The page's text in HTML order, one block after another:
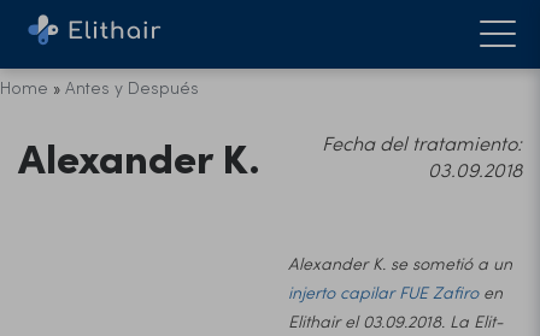
Home » Antes y Después
Alexander K.
Fecha del tratamiento:
03.09.2018
Alexander K. se sometió a un
injerto capilar FUE Zafiroen
Elithair el 03.09.2018. La Elit-